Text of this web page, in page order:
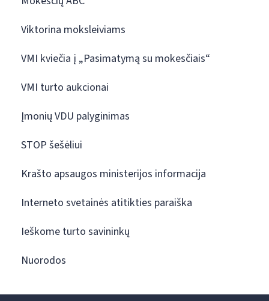
Viktorina moksleiviams
VMI kviečia į „Pasimatymą su mokesčiais“
VMI turto aukcionai
Įmonių VDU palyginimas
STOP šešėliui
Krašto apsaugos ministerijos informacija
Interneto svetainės atitikties paraiška
Ieškome turto savininkų
Nuorodos